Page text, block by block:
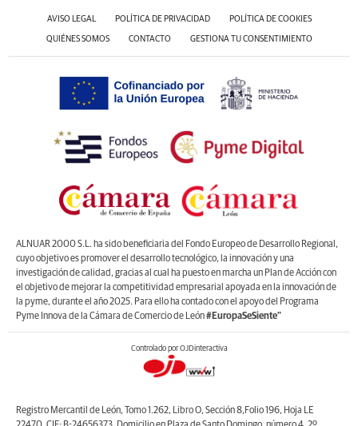
AVISO LEGAL POLÍTICA DE PRIVACIDAD POLÍTICA DE COOKIES
QUIÉNES SOMOS CONTACTO GESTIONA TU CONSENTIMIENTO
ALNUAR 2000 S.L. ha sido beneficiaria del Fondo Europeo de Desarrollo Regional,
cuyo objetivo es promover el desarrollo tecnológico, la innovación y una
investigación de calidad, gracias al cual ha puesto en marcha un Plan de Acción con
el objetivo de mejorar la competitividad empresarial apoyada en la innovación de
la pyme, durante el año 2025. Para ello ha contado con el apoyo del Programa
Pyme Innova de la Cámara de Comercio de León#EuropaSeSiente”
Controlado por OJDinteractiva
Registro Mercantil de León, Tomo 1.262, Libro O, Sección 8,Folio 196, Hoja LE